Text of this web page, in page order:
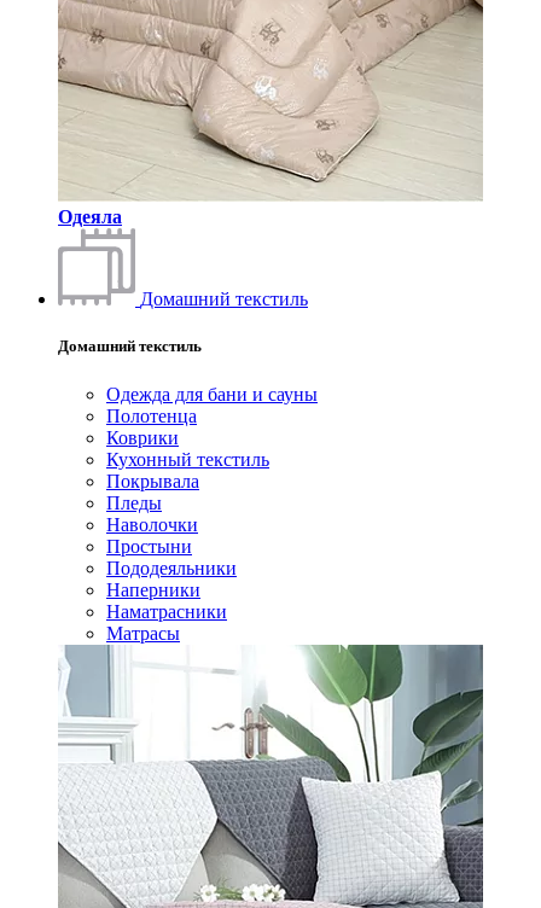
Одеяла
Домашний текстиль
Домашний текстиль
Одежда для бани и сауны
Полотенца
Коврики
Кухонный текстиль
Покрывала
Пледы
Наволочки
Простыни
Пододеяльники
Наперники
Наматрасники
Матрасы